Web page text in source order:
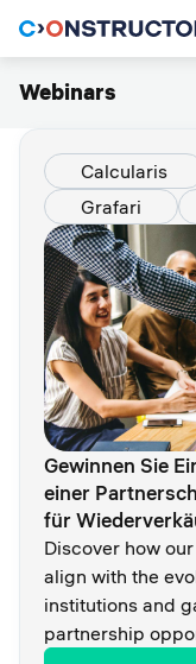
Webinars
Calcularis
Grafari
Gewinnen Sie
einer
für
Discover how
align with the
institutions and
partnership